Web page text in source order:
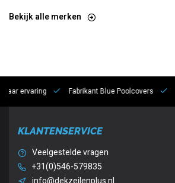
Bekijk alle merken
jaar ervaring Fabrikant Blue Poolcovers
KLANTENSERVICE
Veelgestelde vragen
+31(0)546-579835